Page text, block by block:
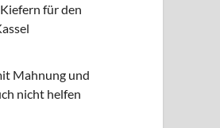
für den
Mahnung und
nicht helfen